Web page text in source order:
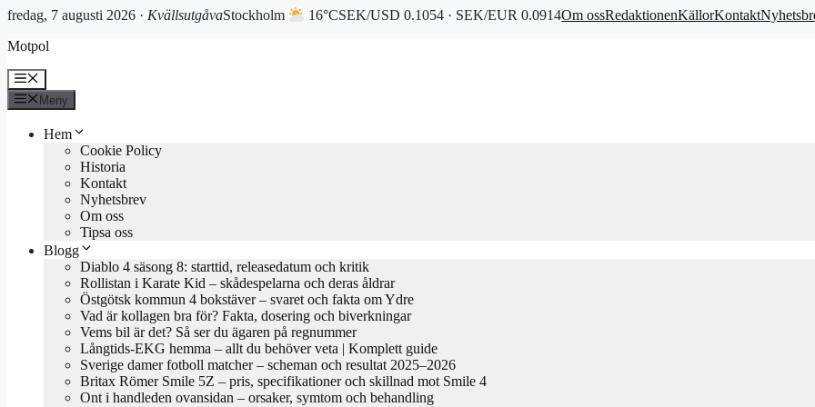
fredag, 7 augusti 2026 · KvällsutgåvaStockholm 16°CSEK/USD 0.1054 · SEK/EUR 0.0914Om ossRedaktionenKällorKontakt
till
Motpol
Meny
Meny
Hem
Cookie Policy
Historia
Kontakt
Nyhetsbrev
Om oss
Tipsa oss
Blogg
Diablo 4 säsong 8: starttid, releasedatum och kritik
Rollistan i Karate Kid – skådespelarna och deras åldrar
Östgötsk kommun 4 bokstäver – svaret och fakta om Ydre
Vad är kollagen bra för? Fakta, dosering och biverkningar
Vems bil är det? Så ser du ägaren på regnummer
Långtids-EKG hemma – allt du behöver veta | Komplett guide
Sverige damer fotboll matcher – scheman och resultat 2025–2026
Britax Römer Smile 5Z – pris, specifikationer och skillnad mot Smile 4
Ont i handleden ovansidan – orsaker, symtom och behandling